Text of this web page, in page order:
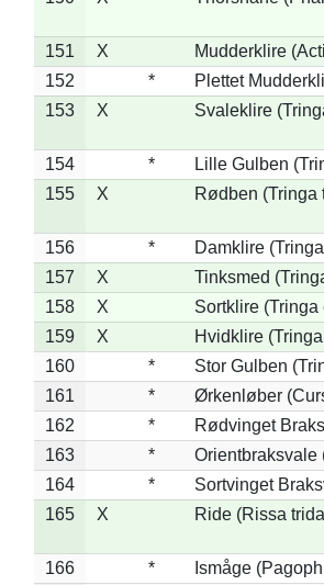
151 X
Mudderklire
152
*
Plettet
153
X Svaleklire
154 *
Lille Gulben
155
X Rødben (Tringa
156 *
Damklire
157
X
Tinksmed
158
X
Sortklire (Tringa
159
X
Hvidklire
160
*
Stor Gulben
161
*
Ørkenløber
162
*
Rødvinget
163
*
Orientbraksvale
164
*
Sortvinget
165
X Ride (Rissa
166 *
Ismåge